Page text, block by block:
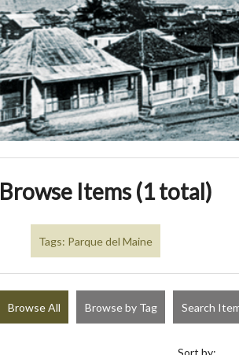
Browse Items (1 total)
Tags: Parque del Maine
Browse All Browse by Tag Search